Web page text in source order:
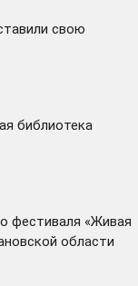
свою
библиотека
фестиваля «Живая
области